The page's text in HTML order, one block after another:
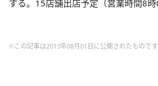
する。15店舗出店予定（営業時間8時
※この記事は2013年08月01日に公開されたものです